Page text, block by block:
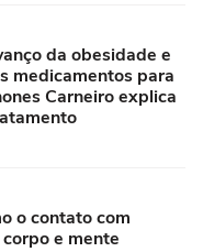
da obesidade e
medicamentos para
Carneiro explica
o contato com
e mente